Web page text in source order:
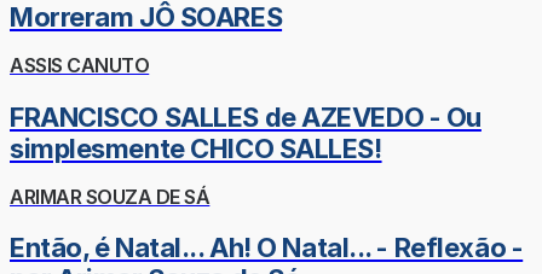
Morreram JÔ SOARES
ASSIS CANUTO
FRANCISCO SALLES de AZEVEDO - Ou
simplesmente CHICO SALLES!
ARIMAR SOUZA DE SÁ
Então, é Natal... Ah! O Natal... - Reflexão -